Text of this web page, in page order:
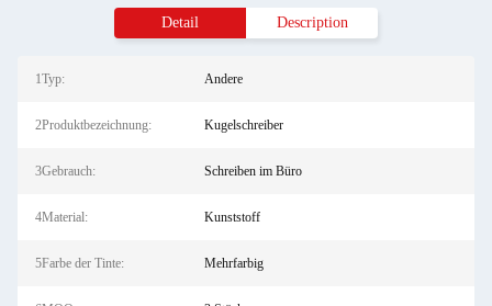
Detail Description
1Typ: Andere
2Produktbezeichnung: Kugelschreiber
3Gebrauch: Schreiben im Büro
4Material: Kunststoff
5Farbe der Tinte: Mehrfarbig